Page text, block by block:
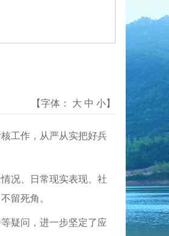
【字体： 大 中 小】
工作，从严从实把好兵
况、日常现实表现、社
留死角。
疑问，进一步坚定了应